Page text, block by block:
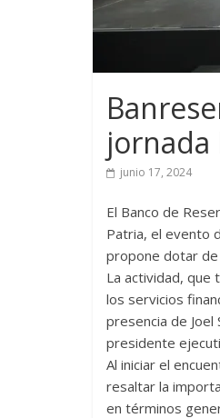
jornada
junio 17, 2024
El Banco de
Patria, el evento
propone dotar de
La actividad, que
los servicios
presencia de
presidente
Al iniciar el
resaltar la
en términos